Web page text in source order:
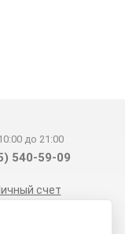
до 21:00
540-59-09
счет